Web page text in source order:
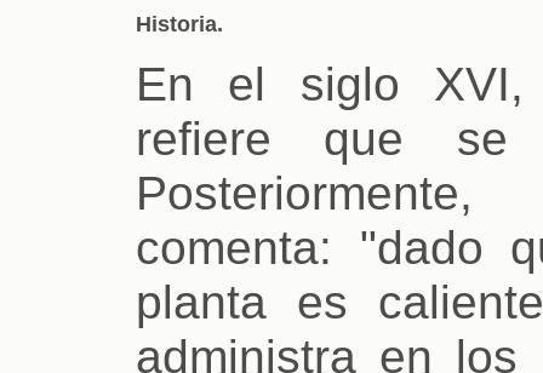
Historia.
En el siglo XVI,
refiere que se
comenta: "dado
planta es
administra en los